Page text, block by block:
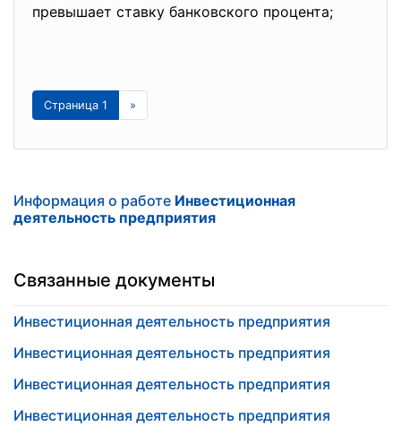
превышает ставку банковского процента;
Страница 1 »
Информация о работе Инвестиционная
деятельность предприятия
Связанные документы
Инвестиционная деятельность предприятия
Инвестиционная деятельность предприятия
Инвестиционная деятельность предприятия
Инвестиционная деятельность предприятия